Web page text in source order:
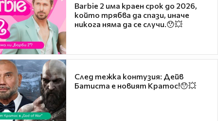
Barbie 2 има краен срок до 2026,
който трябва да спази, иначе
никога няма да се случи.😯💥
След тежка контузия: Дейв
Батиста е новият Кратос!😯💥